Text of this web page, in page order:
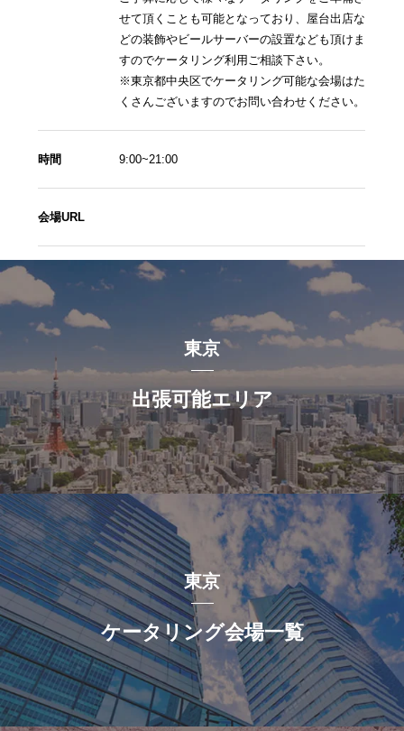
せて頂くことも可能となっており、屋台出店な
どの装飾やビールサーバーの設置なども頂けま
すのでケータリング利用ご相談下さい。
※東京都中央区でケータリング可能な会場はた
くさんございますのでお問い合わせください。
時間 9:00~21:00
会場URL
東京
出張可能エリア
東京
ケータリング会場一覧